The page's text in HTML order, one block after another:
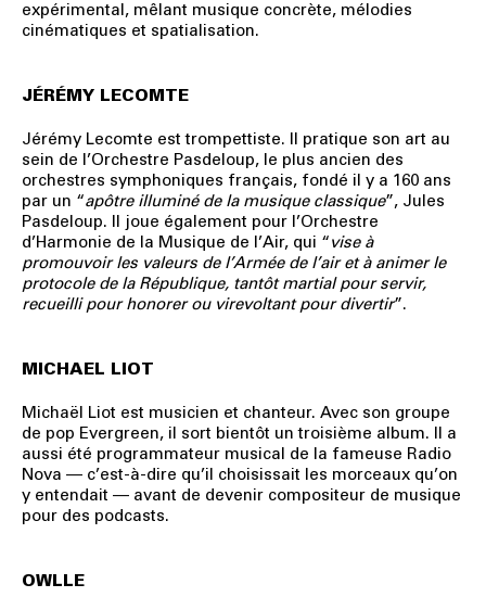
expérimental, mêlant musique concrète, mélodies
cinématiques et spatialisation.
JÉRÉMY LECOMTE
Jérémy Lecomte est trompettiste. Il pratique son art au
sein de l’Orchestre Pasdeloup, le plus ancien des
orchestres symphoniques français, fondé il y a 160 ans
par un “apôtre illuminé de la musique classique”, Jules
Pasdeloup. Il joue également pour l’Orchestre
d’Harmonie de la Musique de l’Air, qui “vise à
promouvoir les valeurs de l’Armée de l’air et à animer le
protocole de la République, tantôt martial pour servir,
recueilli pour honorer ou virevoltant pour divertir”.
MICHAEL LIOT
Michaël Liot est musicien et chanteur. Avec son groupe
de pop Evergreen, il sort bientôt un troisième album. Il a
aussi été programmateur musical de la fameuse Radio
Nova — c’est-à-dire qu’il choisissait les morceaux qu’on
y entendait — avant de devenir compositeur de musique
pour des podcasts.
OWLLE